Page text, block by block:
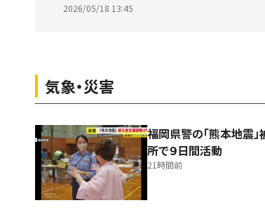
2026/05/18 13:45
気象・災害
福岡県警の「熊本地震
所で９日間活動
21時間前